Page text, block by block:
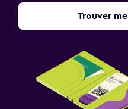
Trouver